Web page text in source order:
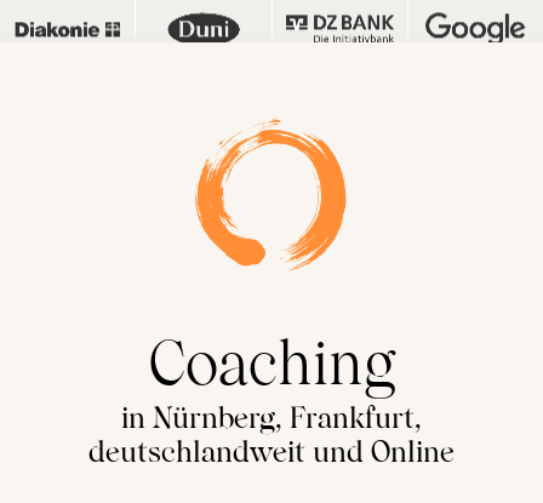
Coaching
in Nürnberg, Frankfurt,
deutschlandweit und Online